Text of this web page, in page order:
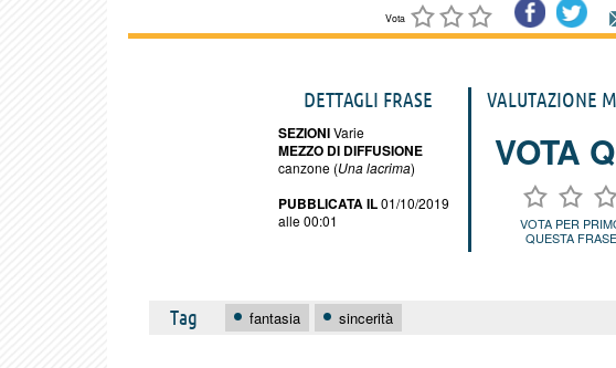
Vota
DETTAGLI FRASE
SEZIONIVarie
MEZZO DI DIFFUSIONE
canzone (Una lacrima)
PUBBLICATA IL01/10/2019
alle 00:01
VALUTAZIONE
VOTA
VOTA PER
QUESTA FRASE
Tag fantasia sincerità